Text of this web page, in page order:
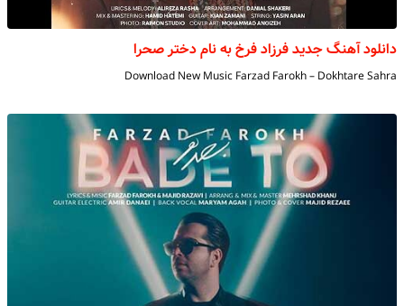
دانلود آهنگ جدید فرزاد فرخ به نام دختر صحرا
Download New Music Farzad Farokh – Dokhtare Sahra